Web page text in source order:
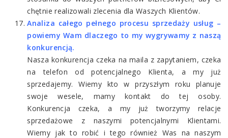
chętnie realizowali zlecenia dla Waszych Klientów.
Analiza całego pełnego procesu sprzedaży usług –
powiemy Wam dlaczego to my wygrywamy z naszą
konkurencją.
Nasza konkurencja czeka na maila z zapytaniem, czeka
na telefon od potencjalnego Klienta, a my już
sprzedajemy. Wiemy kto w przyszłym roku planuje
swoje wesele, mamy kontakt do tej osoby.
Konkurencja czeka, a my już tworzymy relacje
sprzedażowe z naszymi potencjalnymi Klientami.
Wiemy jak to robić i tego również Was na naszym